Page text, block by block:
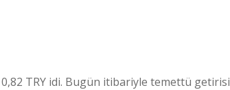
TRY idi. Bugün itibariyle temettü getirisi